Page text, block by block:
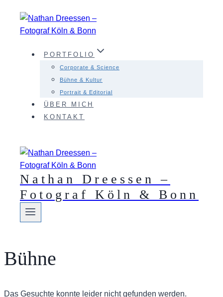
Inhalt
springen
PORTFOLIO
Corporate & Science
Bühne & Kultur
Portrait & Editorial
ÜBER MICH
KONTAKT
Nathan Dreessen –
Fotograf Köln & Bonn
Bühne
Das Gesuchte konnte leider nicht gefunden werden.